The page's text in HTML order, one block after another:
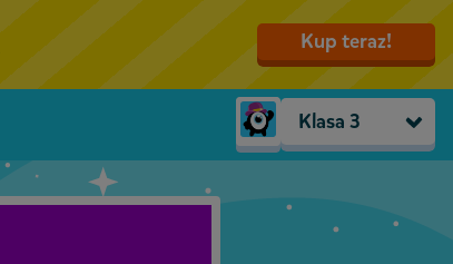
Kup teraz!
Klasa 3
Przedszkole